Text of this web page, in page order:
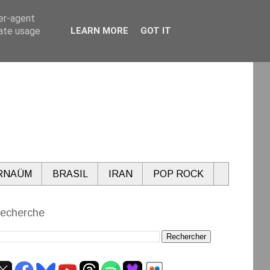
BRASIL IRAN POP ROCK
agent
usage
LEARN MORE GOT IT